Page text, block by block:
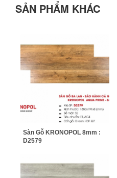
SẢN PHẨM KHÁC
Sàn Gỗ KRONOPOL 8mm :
D2579